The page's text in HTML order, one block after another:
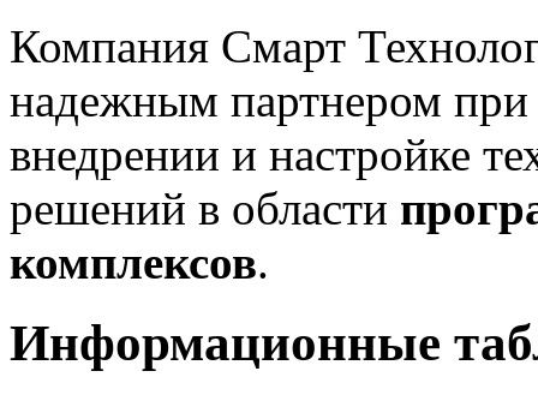
Компания Смарт
надежным партнером при
внедрении и настройке
решений в области
комплексов.
Информационные